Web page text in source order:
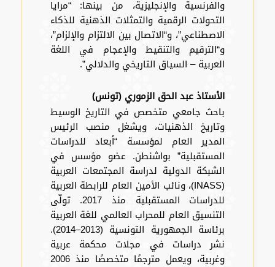
والفرنسية والإنجليزية، من بينها: “مرايا
التحولات الرقمية والتمثلات الذهنية للذكاء
الاصطناعي”، و“الاتصال بين الالتزام والإلزام”،
و“الترقيم والتنقيط والإعجام في اللغة
العربية – السياق التاريخي والدلالي”.
الأستاذ عبد الحق الزموري (تونس)
باحث جامعي متخصص في التاريخ الوسيط
وتاريخ الذهنيات، ويشغل منصب الرئيس
المدير العام لمؤسسة “أبعاد للدراسات
المستقبلية” بواشنطن. عضو مؤسس في
الشبكة الدولية لدراسة المجتمعات العربية
(INASS)، ونائب الأمين العام للرابطة العربية
للدراسات المستقبلية منذ 2017. تولّى
التنسيق العام للمحراب العالمي للغة العربية
برئاسة الجمهورية التونسية (2013–2014).
نشر دراسات في مجلات محكمة عربية
وغربية، ويعمل مترجمًا متخصصًا منذ 2006